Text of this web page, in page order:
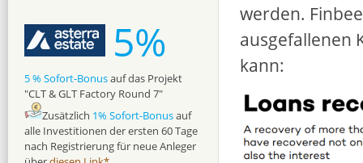
werden.
ausgefallenen
kann:
5%
5 % Sofort-Bonusauf das Projekt
"CLT & GLT Factory Round 7"
Zusätzlich 1% Sofort-Bonusauf
alle Investitionen der ersten 60 Tage
nach Registrierung für neue Anleger